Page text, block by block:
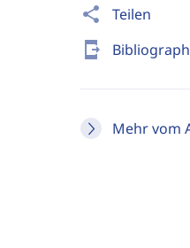
share Teilen
send_to_mobile
Mehr vom